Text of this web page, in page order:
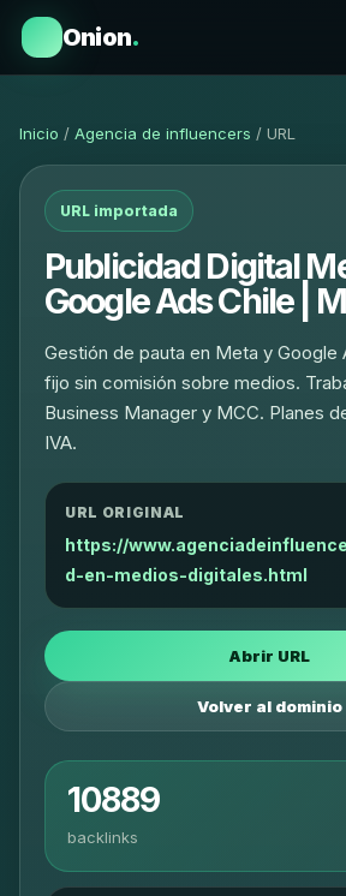
Onion.
Inicio / Agencia de influencers / URL
URL importada
Publicidad Digital
Google Ads Chile |
Gestión de pauta en Meta y Google
fijo sin comisión sobre medios.
Business Manager y MCC. Planes
IVA.
URL ORIGINAL
https://
d-en-medios-digitales.html
Abrir URL
Volver al dominio
10889
backlinks